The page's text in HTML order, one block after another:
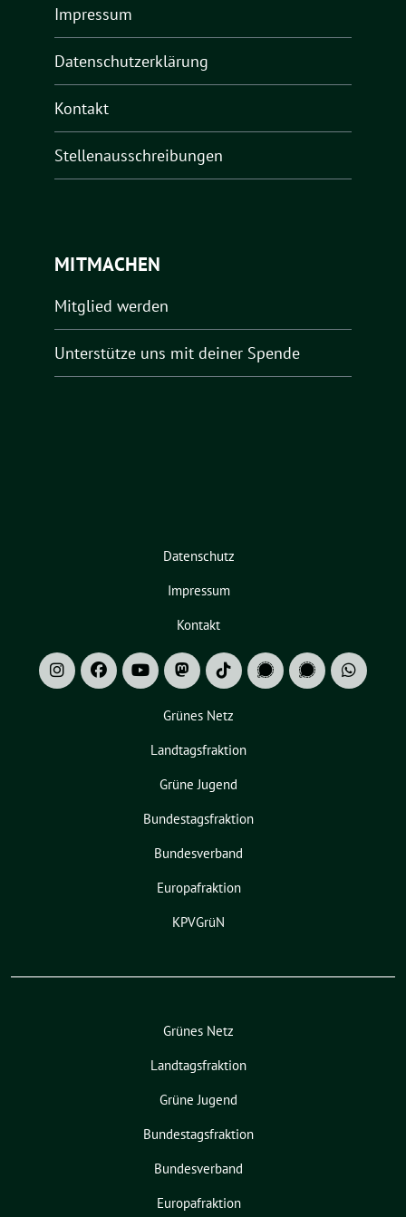
Impressum
Datenschutzerklärung
Kontakt
Stellenausschreibungen
MITMACHEN
Mitglied werden
Unterstütze uns mit deiner Spende
Datenschutz
Impressum
Kontakt
Grünes Netz
Landtagsfraktion
Grüne Jugend
Bundestagsfraktion
Bundesverband
Europafraktion
KPVGrüN
Grünes Netz
Landtagsfraktion
Grüne Jugend
Bundestagsfraktion
Bundesverband
Europafraktion